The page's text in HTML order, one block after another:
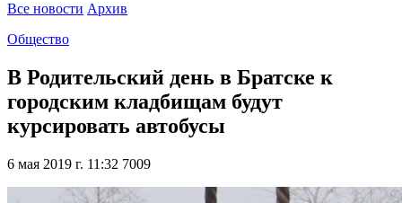
Все новости Архив
Общество
В Родительский день в Братске к
городским кладбищам будут
курсировать автобусы
6 мая 2019 г. 11:32 7009